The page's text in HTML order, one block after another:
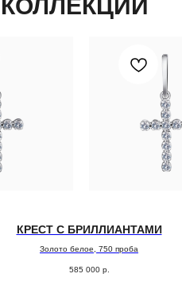
КРЕСТ С БРИЛЛИАНТАМИ
Золото белое, 750 проба
585 000 р.